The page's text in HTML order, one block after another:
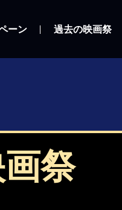
ーン 過去の映画祭
祭